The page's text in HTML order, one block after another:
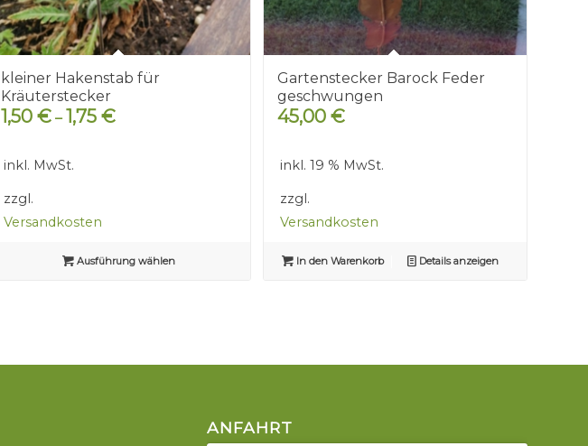
kleiner Hakenstab für
Kräuterstecker
1,50€ –1,75€
inkl. MwSt.
zzgl.
Versandkosten
Ausführung wählen
Gartenstecker Barock Feder
geschwungen
45,00 €
inkl. 19 % MwSt.
zzgl.
Versandkosten
In den Warenkorb Details anzeigen
ANFAHRT